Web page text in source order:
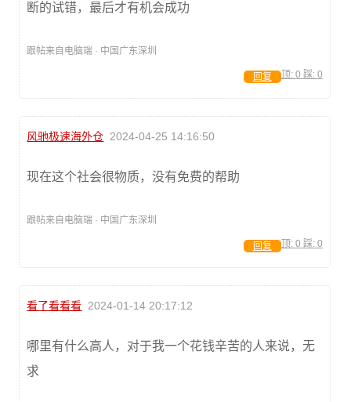
断的试错，最后才有机会成功
跟帖来自电脑端 · 中国广东深圳
顶: 0 踩: 0
回复
风驰极速海外仓 2024-04-25 14:16:50
现在这个社会很物质，没有免费的帮助
跟帖来自电脑端 · 中国广东深圳
顶: 0 踩: 0
回复
看了看看看 2024-01-14 20:17:12
哪里有什么高人，对于我一个花钱辛苦的人来说，无
求